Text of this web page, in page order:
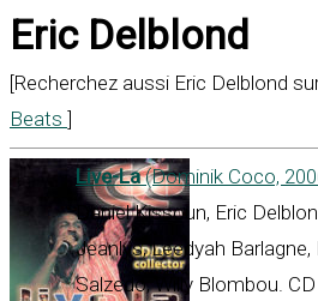
Eric Delblond
[Recherchez aussi Eric Delblond
Beats ]
Live-La(Dominik Coco,
Daniel Kissoun, Eric
Jeanlys, Leedyah Barlagne,
Salzedo, Willy Blombou.